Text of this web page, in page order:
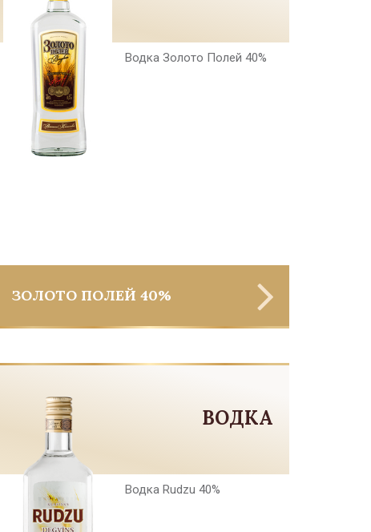
Водка Золото Полей 40%
ЗОЛОТО ПОЛЕЙ 40%
ВОДКА
Водка Rudzu 40%